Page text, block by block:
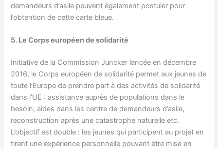
demandeurs d’asile peuvent également postuler pour
l’obtention de cette carte bleue.
5. Le Corps européen de solidarité
Initiative de la Commission Juncker lancée en décembre
2016, le Corps européen de solidarité permet aux jeunes de
toute l’Europe de prendre part à des activités de solidarité
dans l’UE : assistance auprès de populations dans le
besoin, aides dans les centre de demandeurs d’asile,
reconstruction après une catastrophe naturelle etc.
L’objectif est double : les jeunes qui participent au projet en
tirent une expérience personnelle pouvant être mise en